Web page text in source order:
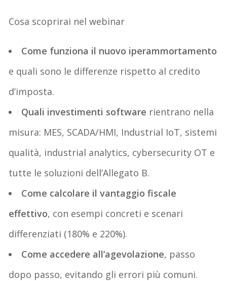
Cosa scoprirai nel webinar
Come funziona il nuovo iperammortamento
e quali sono le differenze rispetto al credito
d’imposta.
Quali investimenti software rientrano nella
misura: MES, SCADA/HMI, Industrial IoT, sistemi
qualità, industrial analytics, cybersecurity OT e
tutte le soluzioni dell’Allegato B.
Come calcolare il vantaggio fiscale
effettivo, con esempi concreti e scenari
differenziati (180% e 220%).
Come accedere all’agevolazione, passo
dopo passo, evitando gli errori più comuni.